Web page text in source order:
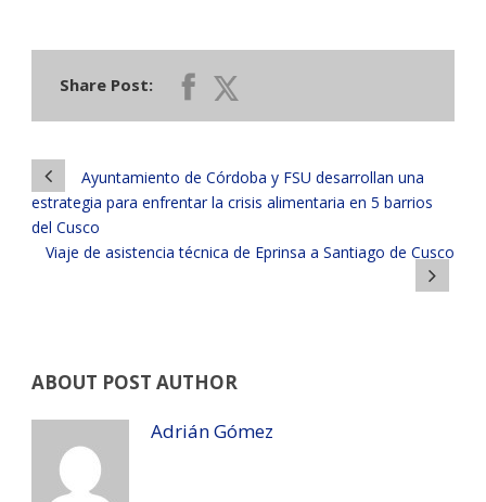
Share Post:
Ayuntamiento de Córdoba y FSU desarrollan una
estrategia para enfrentar la crisis alimentaria en 5 barrios
del Cusco
Viaje de asistencia técnica de Eprinsa a Santiago de Cusco
ABOUT POST AUTHOR
Adrián Gómez